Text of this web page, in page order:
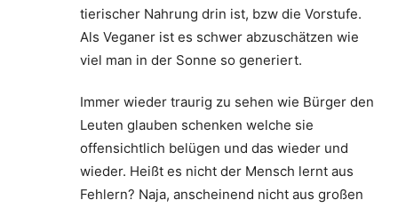
tierischer Nahrung drin ist, bzw die Vorstufe.
Als Veganer ist es schwer abzuschätzen wie
viel man in der Sonne so generiert.
Immer wieder traurig zu sehen wie Bürger den
Leuten glauben schenken welche sie
offensichtlich belügen und das wieder und
wieder. Heißt es nicht der Mensch lernt aus
Fehlern? Naja, anscheinend nicht aus großen